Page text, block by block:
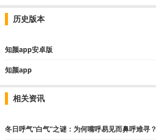
历史版本
知颜app安卓版
知颜app
相关资讯
冬日呼气“白气”之谜：为何嘴呼易见而鼻呼难寻？